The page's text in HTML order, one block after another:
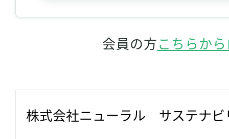
会員の方こちらか
株式会社ニューラル　サステナ